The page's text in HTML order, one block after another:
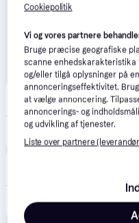
Punkt1
Bestillingsvare
Bosch Serie 8 BIC7101B1
Cookiepolitik
Vi og vores partnere
Bruge præcise geografiske
scanne enhedskarakteristika
og/eller tilgå oplysninger på
annonceringseffektivitet.
at vælge annoncering.
annoncerings- og
og udvikling af tjenester.
Liste over partnere